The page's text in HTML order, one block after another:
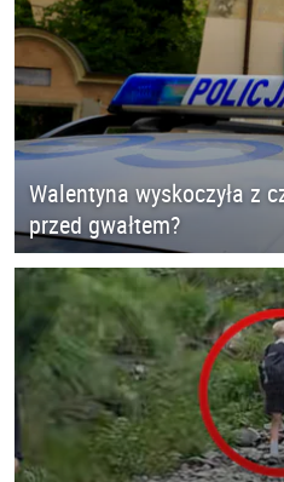
Walentyna wyskoczyła z
przed gwałtem?